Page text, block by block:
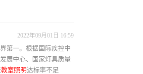
2022年09月01日 16:59
第一。根据国际疾控中
展中心、国家灯具质量
教室照明达标率不足